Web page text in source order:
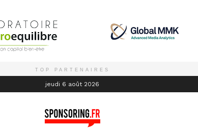
TOP PARTENAIRES
jeudi 6 août 2026